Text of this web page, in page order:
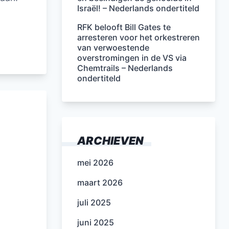
Israël! – Nederlands ondertiteld
RFK belooft Bill Gates te
arresteren voor het orkestreren
van verwoestende
overstromingen in de VS via
Chemtrails – Nederlands
ondertiteld
ARCHIEVEN
mei 2026
maart 2026
juli 2025
juni 2025